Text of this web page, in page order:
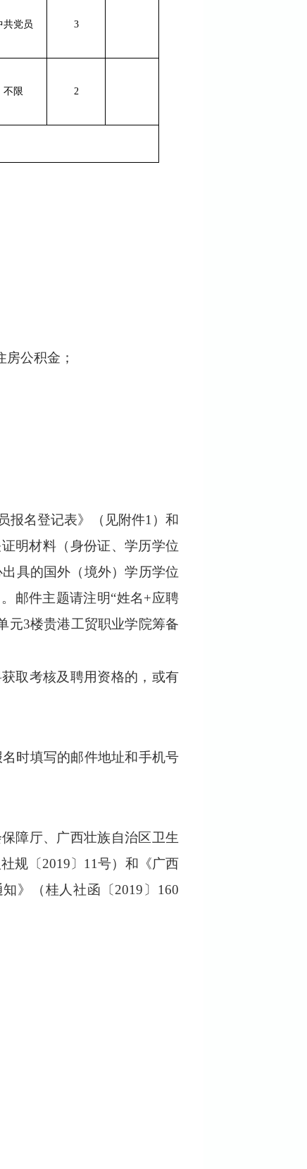
共党员 3
不限 2
公积金；
报名登记表》（ 见附件1 ）和
证明材料 （身份证、学历学位
具的国外（境外）学历学位
。邮件主题请注明“姓名+应聘
元3楼贵港工贸职业学院筹备
取考核及聘用资格的，或有
时填写的邮件地址和手机号
障厅、广西壮族自治区卫生
规〔2019〕 11号）和《广西
》（桂人社函〔2019〕 160